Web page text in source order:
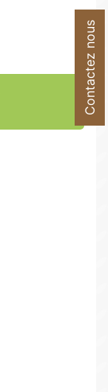
Contactez nous